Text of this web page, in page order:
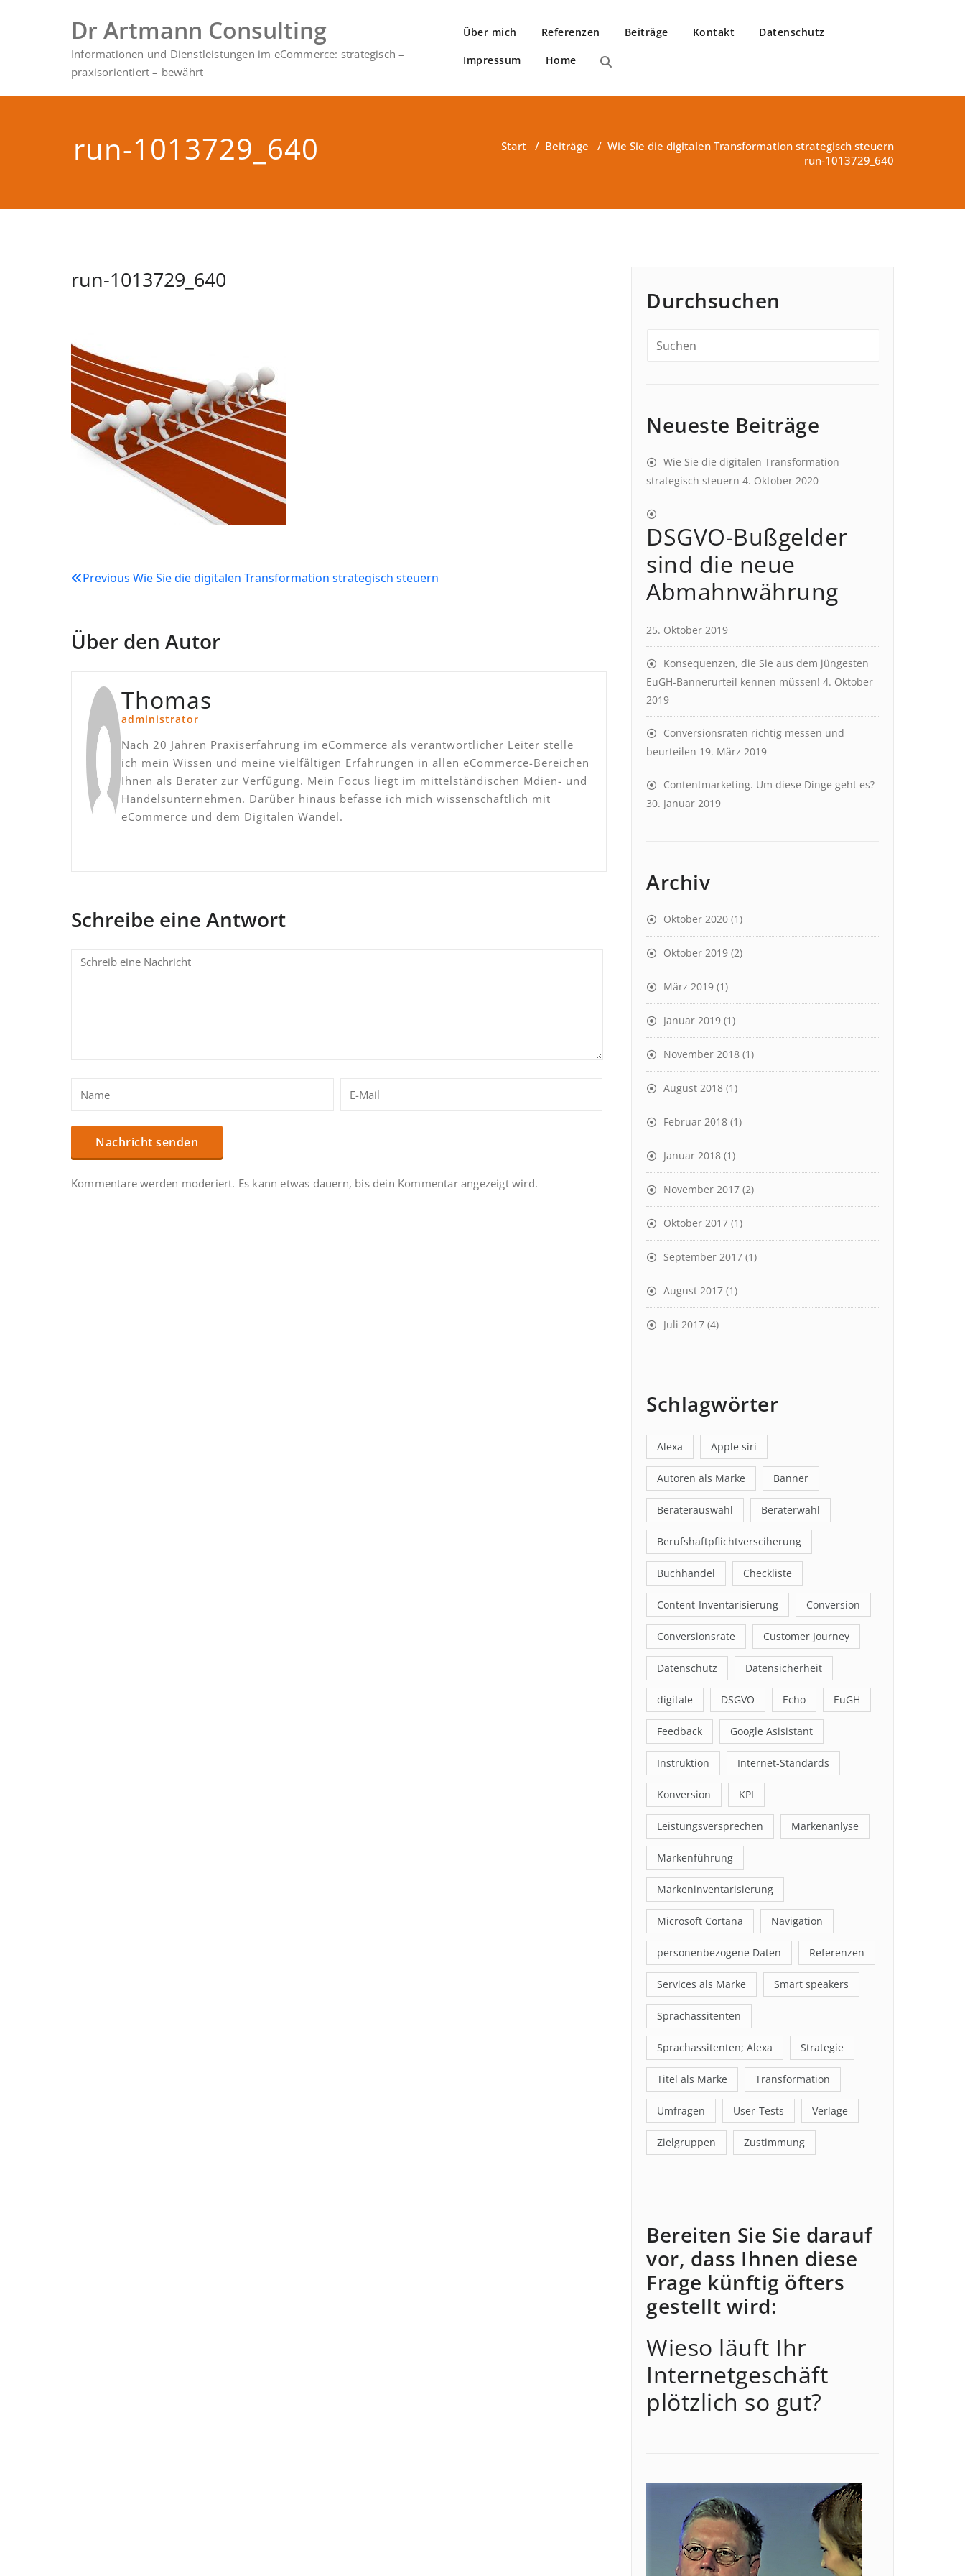
Dr Artmann Consulting
Informationen und Dienstleistungen im eCommerce: strategisch –
praxisorientiert – bewährt
Über mich Referenzen Beiträge Kontakt Datenschutz
Impressum Home
run-1013729_640 Start / Beiträge / Wie Sie die digitalen Transformation strategisch steuern
run-1013729_640
run-1013729_640
Beitragsnavigation
Previous Wie Sie die digitalen Transformation strategisch steuern
Über den Autor
Thomas
administrator
Nach 20 Jahren Praxiserfahrung im eCommerce als verantwortlicher Leiter stelle
ich mein Wissen und meine vielfältigen Erfahrungen in allen eCommerce-Bereichen
Ihnen als Berater zur Verfügung. Mein Focus liegt im mittelständischen Mdien- und
Handelsunternehmen. Darüber hinaus befasse ich mich wissenschaftlich mit
eCommerce und dem Digitalen Wandel.
Schreibe eine Antwort
Kommentare werden moderiert. Es kann etwas dauern, bis dein Kommentar angezeigt wird.
Durchsuchen
Neueste Beiträge
Wie Sie die digitalen Transformation
strategisch steuern 4. Oktober 2020
DSGVO-Bußgelder
sind die neue
Abmahnwährung
25. Oktober 2019
Konsequenzen, die Sie aus dem jüngesten
EuGH-Bannerurteil kennen müssen! 4. Oktober
2019
Conversionsraten richtig messen und
beurteilen 19. März 2019
Contentmarketing. Um diese Dinge geht es?
30. Januar 2019
Archiv
Oktober 2020 (1)
Oktober 2019 (2)
März 2019 (1)
Januar 2019 (1)
November 2018 (1)
August 2018 (1)
Februar 2018 (1)
Januar 2018 (1)
November 2017 (2)
Oktober 2017 (1)
September 2017 (1)
August 2017 (1)
Juli 2017 (4)
Schlagwörter
Alexa Apple siri
Autoren als Marke Banner
Beraterauswahl Beraterwahl
Berufshaftpflichtversciherung
Buchhandel Checkliste
Content-Inventarisierung Conversion
Conversionsrate Customer Journey
Datenschutz Datensicherheit
digitale DSGVO Echo EuGH
Feedback Google Asisistant
Instruktion Internet-Standards
Konversion KPI
Leistungsversprechen Markenanlyse
Markenführung
Markeninventarisierung
Microsoft Cortana Navigation
personenbezogene Daten Referenzen
Services als Marke Smart speakers
Sprachassitenten
Sprachassitenten; Alexa Strategie
Titel als Marke Transformation
Umfragen User-Tests Verlage
Zielgruppen Zustimmung
Bereiten Sie Sie darauf
vor, dass Ihnen diese
Frage künftig öfters
gestellt wird:
Wieso läuft Ihr
Internetgeschäft
plötzlich so gut?